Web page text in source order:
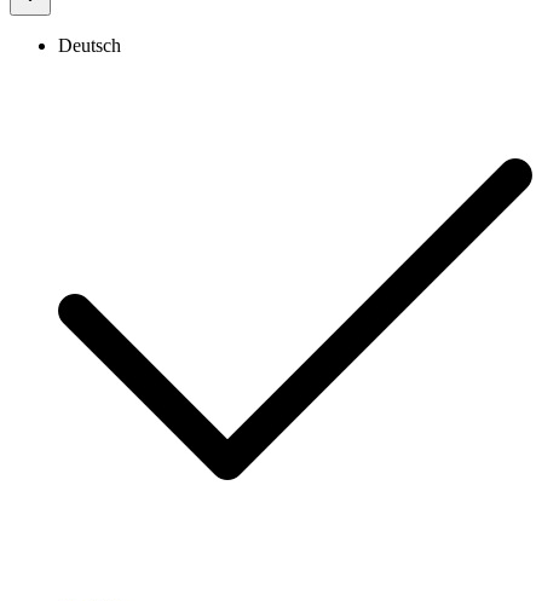
Deutsch